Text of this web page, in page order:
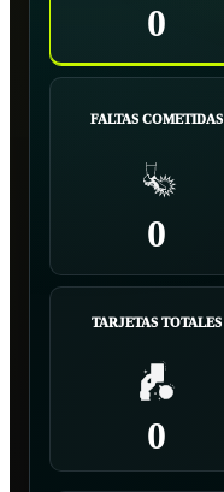
0
FALTAS COMETIDAS
0
TARJETAS TOTALES
0